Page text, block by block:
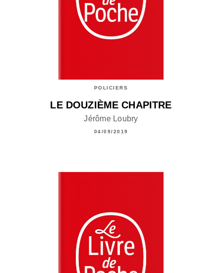
POLICIERS
LE DOUZIÈME CHAPITRE
Jérôme Loubry
04/09/2019